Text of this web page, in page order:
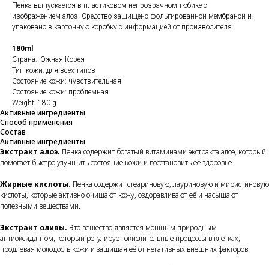
Пенка выпускается в пластиковом непрозрачном тюбике с
изображением алоэ. Средство защищено фольгированной мембраной и
упаковано в картонную коробку с информацией от производителя.
180ml
Страна: Южная Корея
Тип кожи: для всех типов
Состояние кожи: чувствительная
Состояние кожи: проблемная
Weight: 180 g
Активные ингредиенты
Способ применения
Состав
Активные ингредиенты
Экстракт алоэ. Пенка содержит богатый витаминами экстракта алоэ, который
помогает быстро улучшить состояние кожи и восстановить её здоровье.
Жирные кислоты. Пенка содержит стеариновую, лауриновую и миристиновую
кислоты, которые активно очищают кожу, оздоравливают её и насыщают
полезными веществами.
Экстракт оливы. Это вещество является мощным природным
антиоксидантом, который регулирует окислительные процессы в клетках,
продлевая молодость кожи и защищая её от негативных внешних факторов.